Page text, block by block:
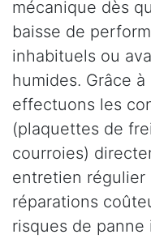
mécanique dès
baisse de
inhabituels ou
humides. Grâce
effectuons les
(plaquettes de
courroies)
entretien régulier
réparations
risques de panne